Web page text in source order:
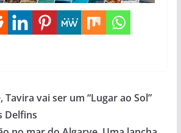
vai ser um “Lugar ao Sol”
Delfins